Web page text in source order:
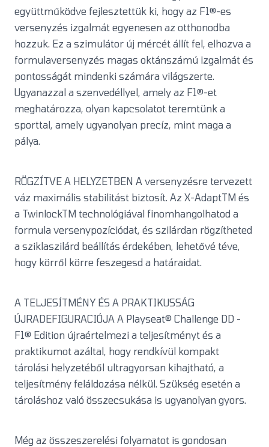
együttműködve fejlesztettük ki, hogy az F1®-es
versenyzés izgalmát egyenesen az otthonodba
hozzuk. Ez a szimulátor új mércét állít fel, elhozva a
formulaversenyzés magas oktánszámú izgalmát és
pontosságát mindenki számára világszerte.
Ugyanazzal a szenvedéllyel, amely az F1®-et
meghatározza, olyan kapcsolatot teremtünk a
sporttal, amely ugyanolyan precíz, mint maga a
pálya.
RÖGZÍTVE A HELYZETBEN A versenyzésre tervezett
váz maximális stabilitást biztosít. Az X-AdaptTM és
a TwinlockTM technológiával finomhangolhatod a
formula versenypozíciódat, és szilárdan rögzítheted
a sziklaszilárd beállítás érdekében, lehetővé téve,
hogy körről körre feszegesd a határaidat.
A TELJESÍTMÉNY ÉS A PRAKTIKUSSÁG
ÚJRADEFIGURACIÓJA A Playseat® Challenge DD -
F1® Edition újraértelmezi a teljesítményt és a
praktikumot azáltal, hogy rendkívül kompakt
tárolási helyzetéből ultragyorsan kihajtható, a
teljesítmény feláldozása nélkül. Szükség esetén a
tároláshoz való összecsukása is ugyanolyan gyors.
Még az összeszerelési folyamatot is gondosan